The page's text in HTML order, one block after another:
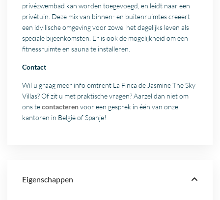
privézwembad kan worden toegevoegd, en leidt naar een
privétuin. Deze mix van binnen- en buitenruimtes creëert
een idyllische omgeving voor zowel het dagelijks leven als
speciale bijeenkomsten. Er is ook de mogelijkheid om een
fitnessruimte en sauna te installeren.
Contact
Wil u graag meer info omtrent La Finca de Jasmine The Sky
Villas? Of zit u met praktische vragen? Aarzel dan niet om
ons tecontacterenvoor een gesprek in één van onze
kantoren in België of Spanje!
Eigenschappen